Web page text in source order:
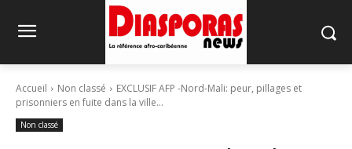
Accueil Non classé
EXCLUSIF AFP -Nord-Mali: peur, pillages et
prisonniers en fuite dans la ville...
Non classé